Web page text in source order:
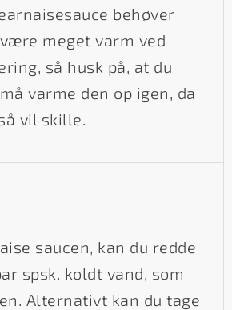
behøver
meget varm ved
så husk på, at du
varme den op igen, da
vil skille.
saucen, kan du redde
spsk. koldt vand, som
Alternativt kan du tage